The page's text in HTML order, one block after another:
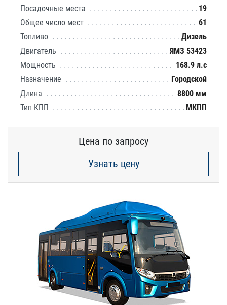
Посадочные места
19
Общее число мест
61
Топливо
Дизель
Двигатель
ЯМЗ 53423
Мощность
168.9 л.с
Назначение
Городской
Длина
8800 мм
Тип КПП
МКПП
Цена по запросу
Узнать цену